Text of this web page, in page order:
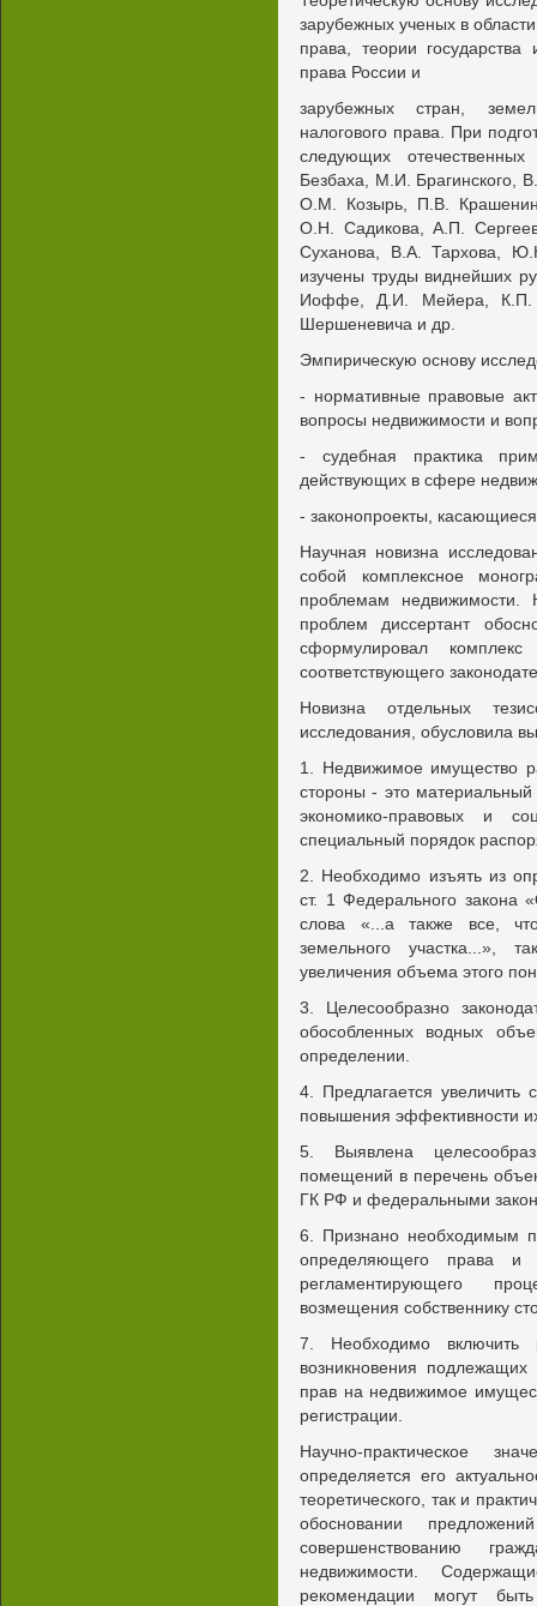
зарубежных ученых в
права, теории государства
права России и
зарубежных стран,
налогового права. При
следующих
Безбаха, М.И. Брагинского,
О.М. Козырь, П.В.
О.Н. Садикова, А.П.
Суханова, В.А. Тархова,
изучены труды виднейших
Иоффе, Д.И. Мейера, К.П.
Шершеневича и др.
Эмпирическую основу
- нормативные правовые
вопросы недвижимости и
- судебная практика
действующих в сфере
- законопроекты,
Научная новизна
собой комплексное
проблемам недвижимости.
проблем диссертант
сформулировал
соответствующего
Новизна отдельных
исследования, обусловила
1. Недвижимое имущество
стороны - это
экономико-правовых и
специальный порядок
2. Необходимо изъять из
ст. 1 Федерального закона
слова «...а также все,
земельного участка...»,
увеличения объема этого
3. Целесообразно
обособленных водных
определении.
4. Предлагается увеличить
повышения эффективности
5. Выявлена
помещений в перечень
ГК РФ и федеральными
6. Признано необходимым
определяющего права и
регламентирующего
возмещения собственнику
7. Необходимо включить
возникновения
прав на недвижимое
регистрации.
Научно-практическое
определяется его
теоретического, так и
обосновании
совершенствованию
недвижимости.
рекомендации могут